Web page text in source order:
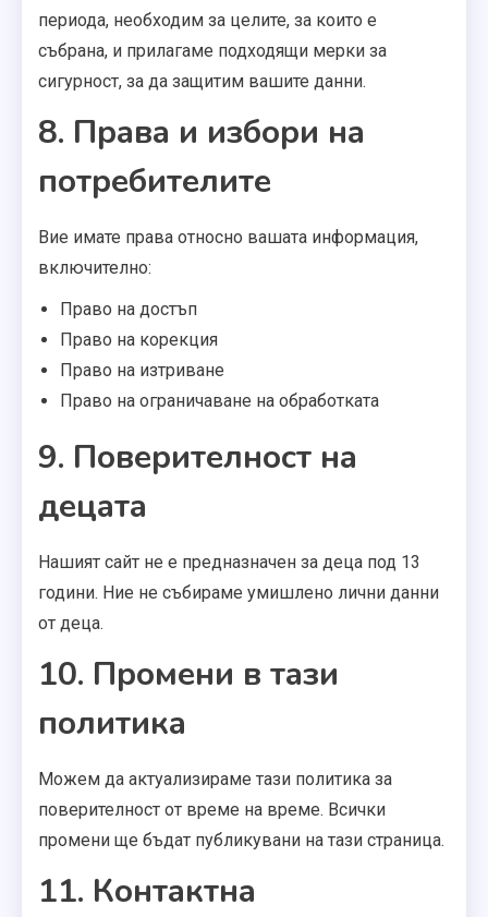
периода, необходим за целите, за които е
събрана, и прилагаме подходящи мерки за
сигурност, за да защитим вашите данни.
8. Права и избори на
потребителите
Вие имате права относно вашата информация,
включително:
Право на достъп
Право на корекция
Право на изтриване
Право на ограничаване на обработката
9. Поверителност на
децата
Нашият сайт не е предназначен за деца под 13
години. Ние не събираме умишлено лични данни
от деца.
10. Промени в тази
политика
Можем да актуализираме тази политика за
поверителност от време на време. Всички
промени ще бъдат публикувани на тази страница.
11. Контактна